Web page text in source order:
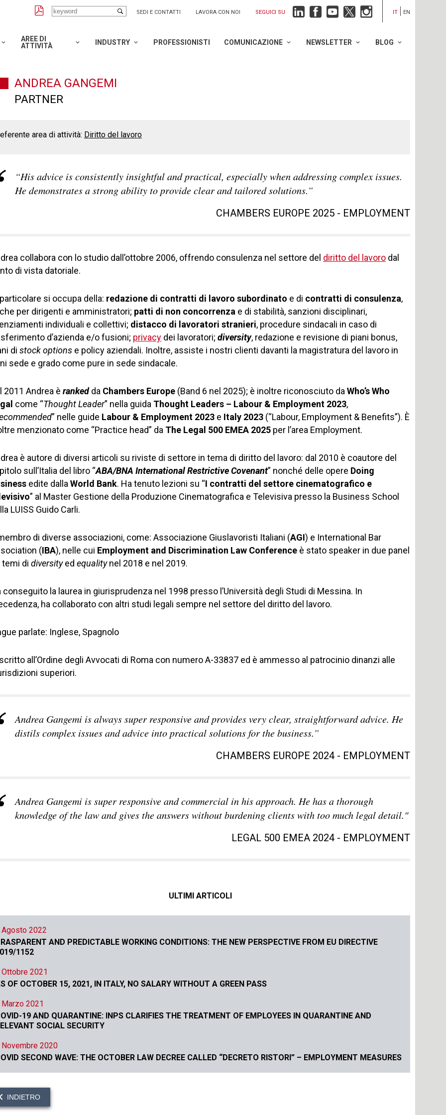
SEDI E CONTATTI LAVORA CON NOI SEGUICI SU IT EN
AREE DI
ATTIVITÀ
INDUSTRY PROFESSIONISTI COMUNICAZIONE NEWSLETTER BLOG
ANDREA GANGEMI
PARTNER
area di attività: Diritto del lavoro
“His advice is consistently insightful and practical, especially when addressing complex issues.
He demonstrates a strong ability to provide clear and tailored solutions.”
CHAMBERS EUROPE 2025 - EMPLOYMENT
collabora con lo studio dall’ottobre 2006, offrendo consulenza nel settore del diritto del lavoro dal
di vista datoriale.
si occupa della: redazione di contratti di lavoro subordinato e di contratti di consulenza,
per dirigenti e amministratori; patti di non concorrenza e di stabilità, sanzioni disciplinari,
individuali e collettivi; distacco di lavoratori stranieri, procedure sindacali in caso di
d’azienda e/o fusioni; privacy dei lavoratori; diversity, redazione e revisione di piani bonus,
di stock options e policy aziendali. Inoltre, assiste i nostri clienti davanti la magistratura del lavoro in
sede e grado come pure in sede sindacale.
2011 Andrea è rankedda Chambers Europe (Band 6 nel 2025); è inoltre riconosciuto da Who’s Who
come “Thought Leader” nella guida Thought Leaders – Labour & Employment 2023,
” nelle guide Labour & Employment 2023 e Italy 2023 (“Labour, Employment & Benefits”). È
menzionato come “Practice head” da The Legal 500 EMEA 2025 per l’area Employment.
è autore di diversi articoli su riviste di settore in tema di diritto del lavoro: dal 2010 è coautore del
sull’Italia del libro “ABA/BNA International Restrictive Covenant” nonché delle opere Doing
edite dalla World Bank. Ha tenuto lezioni su “I contratti del settore cinematografico e
” al Master Gestione della Produzione Cinematografica e Televisiva presso la Business School
LUISS Guido Carli.
di diverse associazioni, come: Associazione Giuslavoristi Italiani (AGI) e International Bar
(IBA), nelle cui Employment and Discrimination Law Conference è stato speaker in due panel
temi di diversityed equalitynel 2018 e nel 2019.
conseguito la laurea in giurisprudenza nel 1998 presso l’Università degli Studi di Messina. In
ha collaborato con altri studi legali sempre nel settore del diritto del lavoro.
parlate: Inglese, Spagnolo
all’Ordine degli Avvocati di Roma con numero A-33837 ed è ammesso al patrocinio dinanzi alle
superiori.
Andrea Gangemi is always super responsive and provides very clear, straightforward advice. He
distils complex issues and advice into practical solutions for the business.”
CHAMBERS EUROPE 2024 - EMPLOYMENT
Andrea Gangemi is super responsive and commercial in his approach. He has a thorough
knowledge of the law and gives the answers without burdening clients with too much legal detail."
LEGAL 500 EMEA 2024 - EMPLOYMENT
ULTIMI ARTICOLI
Agosto 2022
AND PREDICTABLE WORKING CONDITIONS: THE NEW PERSPECTIVE FROM EU DIRECTIVE
1152
2021
OF OCTOBER 15, 2021, IN ITALY, NO SALARY WITHOUT A GREEN PASS
2021
19 AND QUARANTINE: INPS CLARIFIES THE TREATMENT OF EMPLOYEES IN QUARANTINE AND
SOCIAL SECURITY
Novembre 2020
SECOND WAVE: THE OCTOBER LAW DECREE CALLED “DECRETO RISTORI” – EMPLOYMENT MEASURES
INDIETRO